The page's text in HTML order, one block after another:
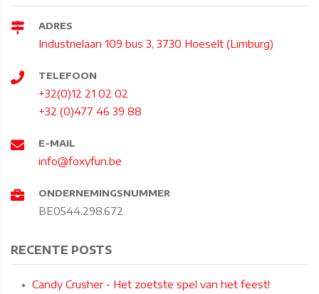
ADRES
Industrielaan 109 bus 3, 3730 Hoeselt (Limburg)
TELEFOON
+32(0)12 21 02 02
+32 (0)477 46 39 88
E-MAIL
info@foxyfun.be
ONDERNEMINGSNUMMER
BE0544.298.672
RECENTE POSTS
Candy Crusher - Het zoetste spel van het feest!